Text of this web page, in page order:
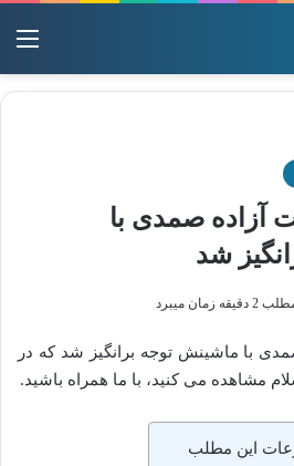
صمدی با
شد
میبرد
با ماشینش توجه برانگیز شد که در
مشاهده می کنید، با ما همراه باشید.
این مطلب